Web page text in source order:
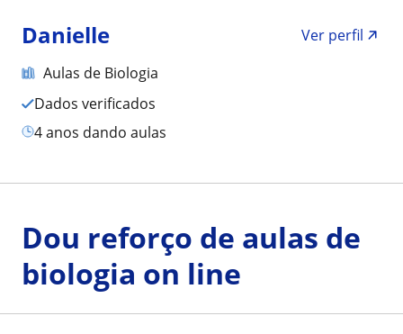
Danielle
Ver perfil
Aulas de Biologia
Dados verificados
4 anos dando aulas
Dou reforço de aulas de
biologia on line